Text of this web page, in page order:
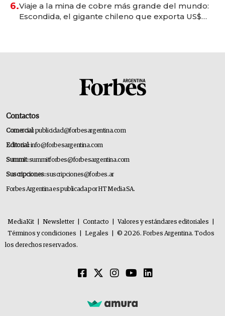
6.Viaje a la mina de cobre más grande del mundo:
Escondida, el gigante chileno que exporta US$
Contactos
Comercial:publicidad@forbesargentina.com
Editorial:info@forbesargentina.com
Summit:summitforbes@forbesargentina.com
Suscripciones:suscripciones@forbes.ar
Forbes Argentina es publicada por HT Media SA.
MediaKit Newsletter Contacto Valores y estándares editoriales
Términos y condiciones
Legales
© 2026. Forbes Argentina. Todos
los derechos reservados.